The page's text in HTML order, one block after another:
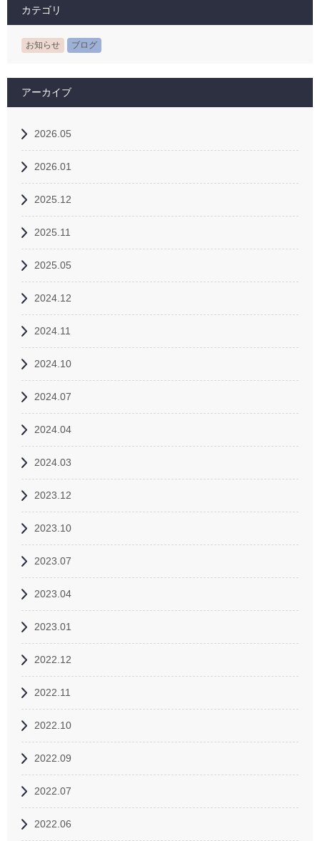
カテゴリ
お知らせ ブログ
アーカイブ
2026.05
2026.01
2025.12
2025.11
2025.05
2024.12
2024.11
2024.10
2024.07
2024.04
2024.03
2023.12
2023.10
2023.07
2023.04
2023.01
2022.12
2022.11
2022.10
2022.09
2022.07
2022.06